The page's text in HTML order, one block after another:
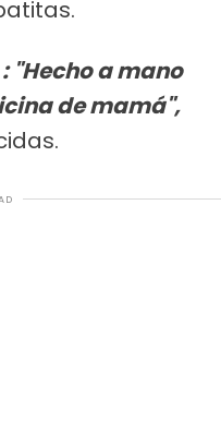
: "Hecho a mano
de mamá",